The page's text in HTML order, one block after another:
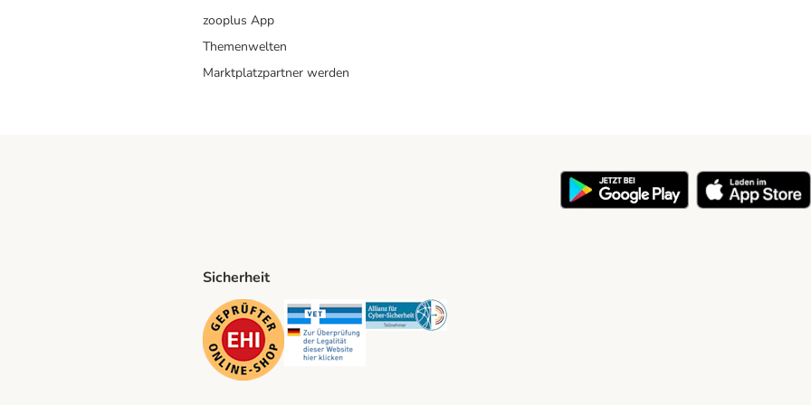
zooplus App
Themenwelten
Marktplatzpartner werden
Method
Sicherheit
Security Security Security